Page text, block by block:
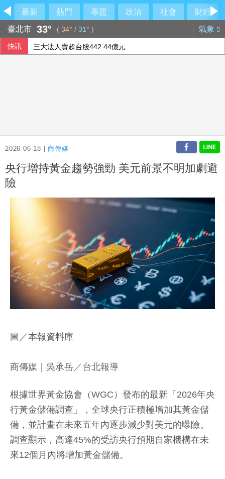
最新 熱門 專題 政治 社會
財經
臺北市 33° ( 34° / 31° ) 氣象
快訊 三大法人賣超台股442.44億元
2026-06-18 |商傳媒
央行增持黃金趨勢強勁 美元前景不明加劇避
險
圖／本報資料庫
商傳媒 ｜吳承岳／台北報導
根據世界黃金協會（WGC）發布的最新「2026年央
行黃金儲備調查」，全球央行正積極增加其黃金儲
備，並計畫在未來五年內逐步減少對美元的曝險。
調查顯示，高達45%的受訪央行預期自家機構在未
來12個月內將增加黃金儲備。